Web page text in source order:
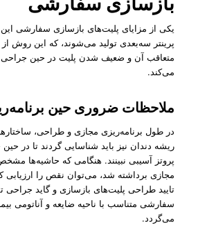
یکی از مزایای پلیت‌های بازسازی سفارشی
پرینتر سه‌بعدی تولید می‌شوند، که این روش
متعاقب آن و ضعیف شدن پلیت در حین جراحی
می‌کند.
ملاحظات ضروری حین
در طول برنامه‌ریزی مجازی و طراحی،
ریشه دندان نیز باید شناسایی ‌گردند تا در
پروتز آسیبی نبینند. هنگامی که حاشیه‌ها
مجازی برداشته شد، می‌توان نقص را ارزیابی
تایید طراحی پلیت‌های بازسازی و گاید جراحی
سفارشی متناسب با ناحیه ضایعه و آناتومی
می‌گردد.